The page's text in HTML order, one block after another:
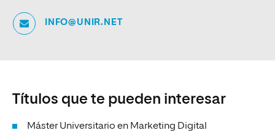
INFO@UNIR.NET
Títulos que te pueden interesar
Máster Universitario en Marketing Digital